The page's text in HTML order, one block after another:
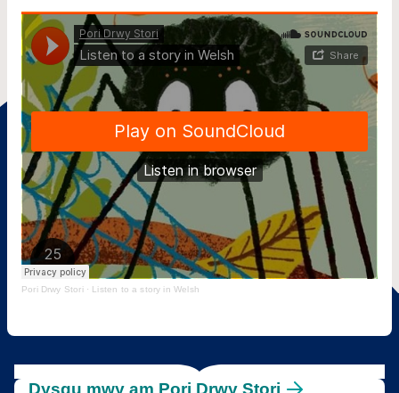
Pori Drwy Stori· Listen to a story in Welsh
Dysgu mwy am Pori Drwy Stori